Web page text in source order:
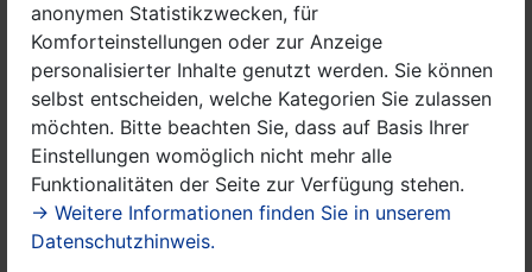
anonymen Statistikzwecken, für
Komforteinstellungen oder zur Anzeige
personalisierter Inhalte genutzt werden. Sie können
selbst entscheiden, welche Kategorien Sie zulassen
möchten. Bitte beachten Sie, dass auf Basis Ihrer
Einstellungen womöglich nicht mehr alle
Funktionalitäten der Seite zur Verfügung stehen.
→ Weitere Informationen finden Sie in unserem
Datenschutzhinweis.
Das geförderte Projekt konnte im letzten Jahr nur
digital durchgeführt werden, in diesem Jahr kann es
nun endlich auch in Präsenz angeboten werden.
Auftaktveranstaltungen finden in der Paretzer
Scheune, der Waldschule Pausin, dem Lilienthal-
Centrum in Stölln, dem Ferien-und Erlebnishof Liepe
und im Gemeindezentrum Milow statt.